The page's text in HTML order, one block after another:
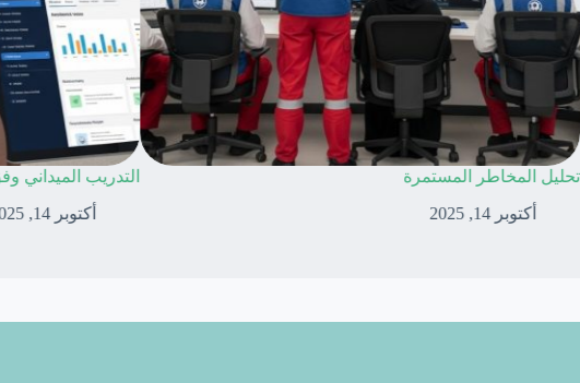
تحليل المخاطر
أكتوبر 14, 2025
تحسين خطط المشاريع المستقبلية
أكتوبر 14, 2025